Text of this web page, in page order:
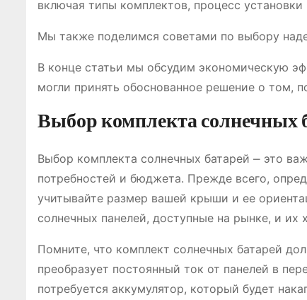
включая типы комплектов, процесс
Мы также поделимся советами по выбору
В конце статьи мы обсудим экономическую
могли принять обоснованное решение о том,
Выбор комплекта солнечных
Выбор комплекта солнечных батарей ⎼ это
потребностей и бюджета. Прежде всего,
учитывайте размер вашей крыши и ее
солнечных панелей, доступные на рынке, и их
Помните, что комплект солнечных батарей
преобразует постоянный ток от панелей в
потребуется аккумулятор, который будет